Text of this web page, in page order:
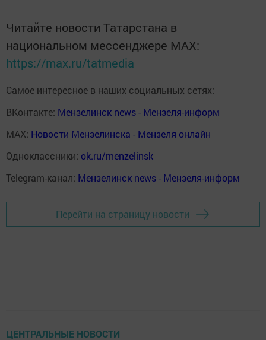
Читайте новости Татарстана в
национальном мессенджере MАХ:
https://max.ru/tatmedia
Самое интересное в наших социальных сетях:
ВКонтакте: Мензелинск news - Мензеля-информ
MAX: Новости Мензелинска - Мензеля онлайн
Одноклассники: ok.ru/menzelinsk
Telegram-канал: Мензелинск news - Мензеля-информ
Перейти на страницу новости
ЦЕНТРАЛЬНЫЕ НОВОСТИ